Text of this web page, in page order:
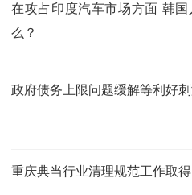
在攻占印度汽车市场方面 韩
么？
政府债务上限问题缓解等利好
重庆典当行业清理规范工作取